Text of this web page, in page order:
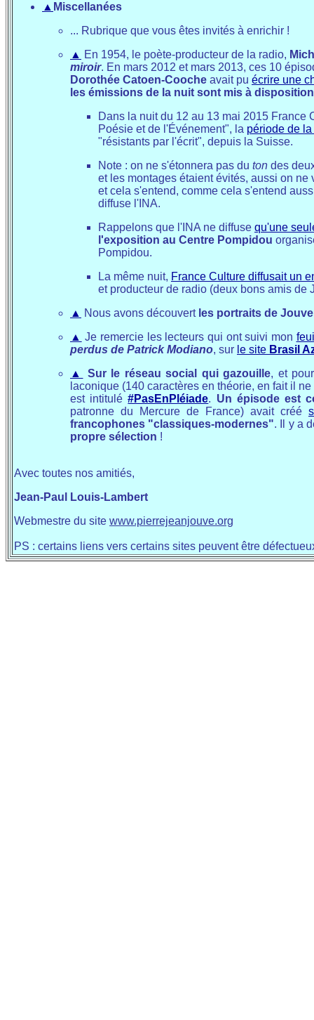
▲ Miscellanées
... Rubrique que vous êtes invités à enrichir !
▲ En 1954, le poète-producteur de la radio,
miroir. En mars 2012 et mars 2013, ces 10
Dorothée Catoen-Cooche avait pu écrire une
les émissions de la nuit sont mis à disposition
Dans la nuit du 12 au 13 mai 2015 France
Poésie et de l'Événement", la période de
"résistants par l'écrit", depuis la Suisse.
Note : on ne s'étonnera pas du ton des
et les montages étaient évités, aussi on
et cela s'entend, comme cela s'entend
diffuse l'INA.
Rappelons que l'INA ne diffuse qu'une
l'exposition au Centre Pompidou
Pompidou.
La même nuit, France Culture diffusait un
et producteur de radio (deux bons amis de
▲ Nous avons découvert les portraits de
▲ Je remercie les lecteurs qui ont suivi mon
perdus de Patrick Modiano, sur le site Brasil
▲
Sur le réseau social qui gazouille, et
laconique (140 caractères en théorie, en fait il
est intitulé#PasEnPléiade. Un épisode est
patronne du Mercure de France) avait créé
francophones "classiques-modernes". Il y a
propre sélection !
Avec toutes nos amitiés,
Jean-Paul Louis-Lambert
Webmestre du site www.pierrejeanjouve.org
PS : certains liens vers certains sites peuvent être